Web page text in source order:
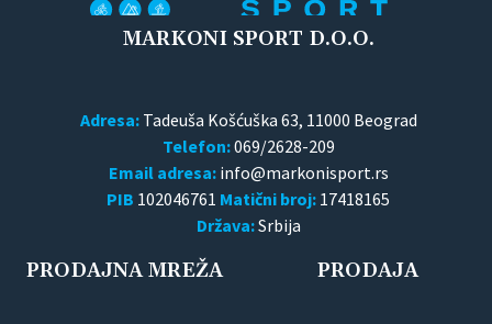
MARKONI SPORT D.O.O.
Adresa:Tadeuša Košćuška 63, 11000 Beograd
Telefon:069/2628-209
Email adresa:
PIB 102046761 Matični broj: 17418165
Država:Srbija
PRODAJNA MREŽA PRODAJA